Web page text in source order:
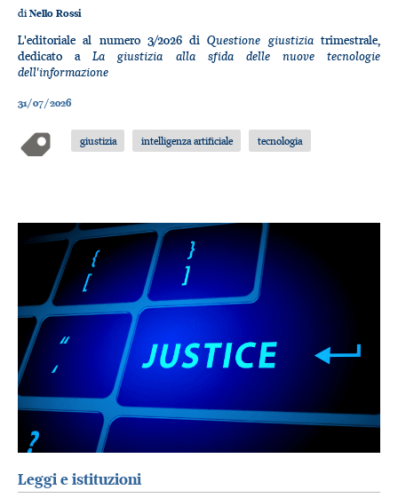
di Nello Rossi
L'editoriale al numero 3/2026 diQuestione giustiziatrimestrale,
dedicato aLa giustizia alla sfida delle nuove tecnologie
dell'informazione
31/07/2026
giustizia intelligenza artificiale tecnologia
Leggi e istituzioni